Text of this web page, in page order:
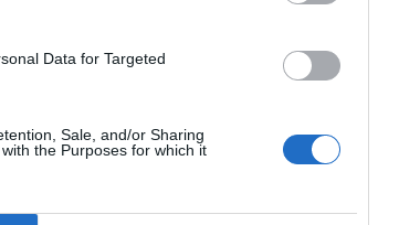
Data for Targeted
Sale, and/or Sharing
the Purposes for which it